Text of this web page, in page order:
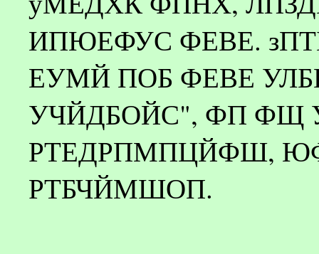
ИПЮЕФУС ФЕВЕ.
ЕУМЙ ПОБ ФЕВЕ
УЧЙДБОЙС", ФП
РТЕДРПМПЦЙФШ,
РТБЧЙМШОП.